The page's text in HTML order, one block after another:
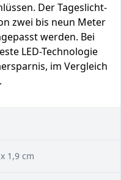
Der Tageslicht-
zwei bis neun Meter
werden. Bei
LED-Technologie
im Vergleich
1,9 cm